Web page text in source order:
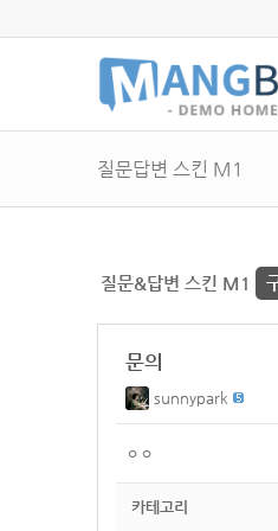
질문답변 스킨 M1
질문&답변 스킨 M1
문의
sunnypark
ㅇㅇ
카테고리